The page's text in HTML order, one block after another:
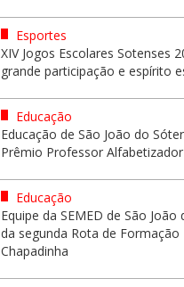
Esportes
XIV Jogos Escolares Sotenses
grande participação e espírito
Educação
Educação de São João do
Prêmio Professor Alfabetizador
Educação
Equipe da SEMED de São
da segunda Rota de
Chapadinha